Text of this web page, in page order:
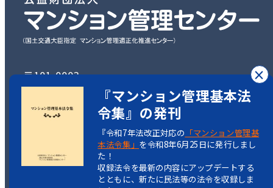
〒101-0003
東京都千代田区一ツ橋2丁目5-5
岩波書店一ツ橋ビル7階
TEL：03-3222-1516
『マンション管理基本法
令集』の発刊
『令和7年法改正対応の 「マンション管理基
本法令集」 を令和8年6月25日に発行しまし
た！
収録法令を最新の内容にアップデートする
とともに、新たに民法等の法令を収録しま
×